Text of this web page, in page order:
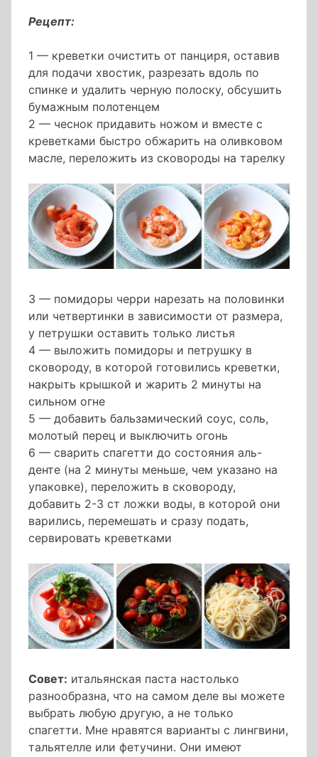
Рецепт:
1 — креветки очистить от панциря, оставив
для подачи хвостик, разрезать вдоль по
спинке и удалить черную полоску, обсушить
бумажным полотенцем
2 — чеснок придавить ножом и вместе с
креветками быстро обжарить на оливковом
масле, переложить из сковороды на тарелку
3 — помидоры черри нарезать на половинки
или четвертинки в зависимости от размера,
у петрушки оставить только листья
4 — выложить помидоры и петрушку в
сковороду, в которой готовились креветки,
накрыть крышкой и жарить 2 минуты на
сильном огне
5 — добавить бальзамический соус, соль,
молотый перец и выключить огонь
6 — сварить спагетти до состояния аль-
денте (на 2 минуты меньше, чем указано на
упаковке), переложить в сковороду,
добавить 2-3 ст ложки воды, в которой они
варились, перемешать и сразу подать,
сервировать креветками
Совет: итальянская паста настолько
разнообразна, что на самом деле вы можете
выбрать любую другую, а не только
спагетти. Мне нравятся варианты с лингвини,
тальятелле или фетучини. Они имеют